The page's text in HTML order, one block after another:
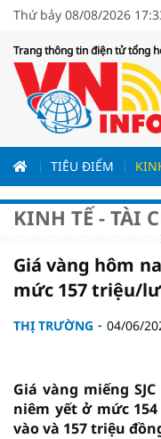
Thứ bảy 08/08/2026
Trang thông tin điện tử tổng
TIÊU ĐIỂM
KINH TẾ - TÀI
Giá vàng hôm
mức 157 triệu/
THỊ TRƯỜNG 04/06/
Giá vàng miếng
niêm yết ở mức
vào và 157 triệu